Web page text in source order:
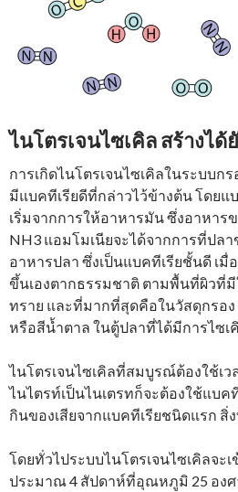
ไนโตรเจนไซเคิล สร้างได้
การเกิดไนโตรเจนไซเคิลในระบบก
มีแบคทีเรียดีที่กล่าวไว้ข้างต้น โดยแ
เริ่มจากการให้อาหารมัน ซึ่งอาหาร
NH3 แอมโมเนียจะได้จากการที่ปล
อาหารปลา ซึ่งเป็นแบคทีเรียชั้นดี เมื่
ขึ้นเองตากธรรมชาติ ตามพื้นที่ผิวที่มี
ทราย และที่มากที่สุดคือในวัสดุกรอง
หรือสีน้ำตาล ในตู้ปลาที่ได้มีการไซเ
ไนโตรเจนไซเคิลที่สมบูรณ์ต้องใช้เว
ไนไตรท์เป็นไนเตรทก็จะต้องใช้แบค
กินของเสียจากแบคทีเรียชนิดแรก สิ่
โดยทั่วไประบบไนโตรเจนไซเคิลจะ
ประมาณ 4 สัปดาห์ที่อุณหภูมิ 25 อง